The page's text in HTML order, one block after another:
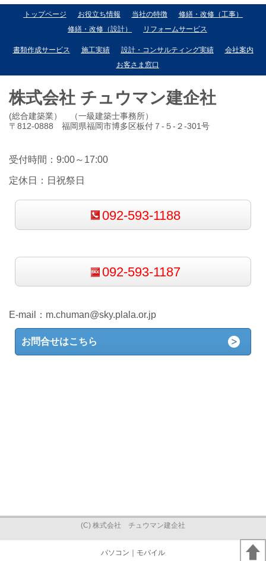
トップページ お役立ち情報 当社の特徴
修繕・改修（工事）
修繕・改修（設計）
リフォームサービス
書類作成サービス 施工実績 設計・コンサルティング実績
会社案内
お客さま窓口
株式会社 チュウマン建企社
(総合建築業） （一級建築士事務所）
〒812-0888 福岡県福岡市博多区板付７-５-２-301号
受付時間：9:00～17:00
定休日：日祝祭日
092-593-1188
092-593-1187
E-mail： m.chuman@sky.plala.or.jp
お問合せはこちら
(C) 株式会社 チュウマン建企社
パソコン ｜モバイル